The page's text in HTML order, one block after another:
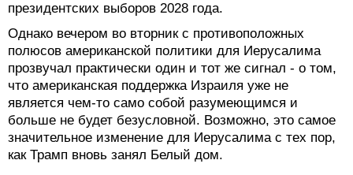
президентских выборов 2028 года.
Однако вечером во вторник с противоположных
полюсов американской политики для Иерусалима
прозвучал практически один и тот же сигнал - о том,
что американская поддержка Израиля уже не
является чем-то само собой разумеющимся и
больше не будет безусловной. Возможно, это самое
значительное изменение для Иерусалима с тех пор,
как Трамп вновь занял Белый дом.